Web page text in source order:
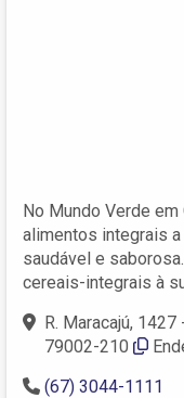
No Mundo Verde
alimentos integrais a
saudável e
cereais-integrais à
R. Maracajú,
79002-210
(67) 3044-1111